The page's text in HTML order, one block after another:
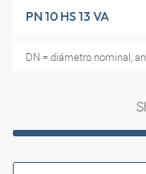
PN 10 HS 13 VA
DN = diámetro nominal,